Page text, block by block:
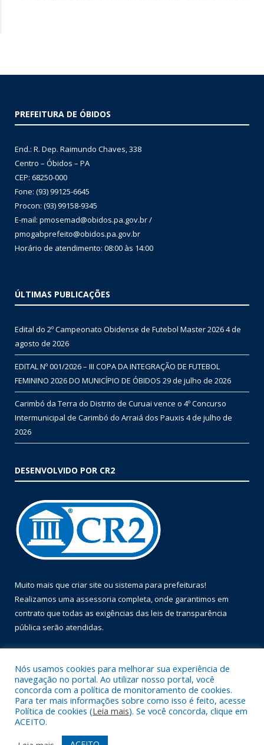
PREFEITURA DE ÓBIDOS
End.: R. Dep. Raimundo Chaves, 338
Centro – Óbidos – PA
CEP: 68250-000
Fone: (93) 99125-6645
Procon: (93) 99158-9345
E-mail: pmosemad@obidos.pa.gov.br /
pmogabprefeito@obidos.pa.gov.br
Horário de atendimento: 08:00 às 14:00
ÚLTIMAS PUBLICAÇÕES
Edital do 2º Campeonato Obidense de Futebol Master 20264 de
agosto de 2026
EDITAL Nº 001/2026 – III COPA DA INTEGRAÇÃO DE FUTEBOL
FEMININO 2026 DO MUNICÍPIO DE ÓBIDOS 29 de julho de 2026
Carimbó da Terra do Distrito de Curuai vence o 4º Concurso
Intermunicipal de Carimbó do Arraiá dos Pauxis 4 de julho de
2026
DESENVOLVIDO POR CR2
Muito mais que criar site ou sistema para prefeituras!
Realizamos uma assessoria completa, onde garantimos em
contrato que todas as exigências das leis de transparência
pública serão atendidas.
Todos os direitos reservados a Prefeitura Municipal de Óbidos.
Nós usamos cookies para melhorar sua experiência de
navegação no portal. Ao utilizar nosso portal, você
concorda com a política de monitoramento de cookies.
Para ter mais informações sobre como isso é feito, acesse
Política de cookies (Leia mais). Se você concorda, clique em
ACEITO.